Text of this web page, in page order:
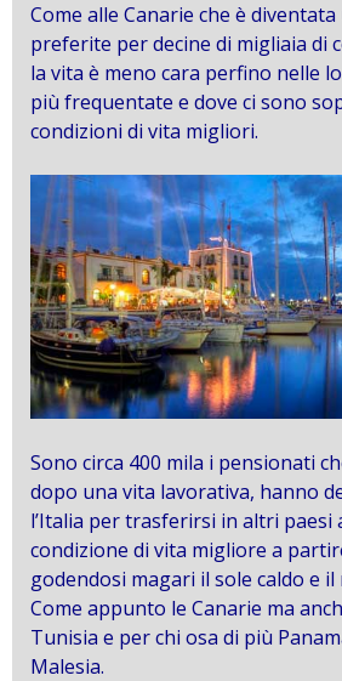
Come alle Canarie che è
preferite per decine di migliaia di
la vita è meno cara perfino nelle
più frequentate e dove ci sono
condizioni di vita migliori.
Sono circa 400 mila i pensionati
dopo una vita lavorativa, hanno
l’Italia per trasferirsi in altri paesi
condizione di vita migliore a
godendosi magari il sole caldo e
Come appunto le Canarie ma
Tunisia e per chi osa di più
Malesia.